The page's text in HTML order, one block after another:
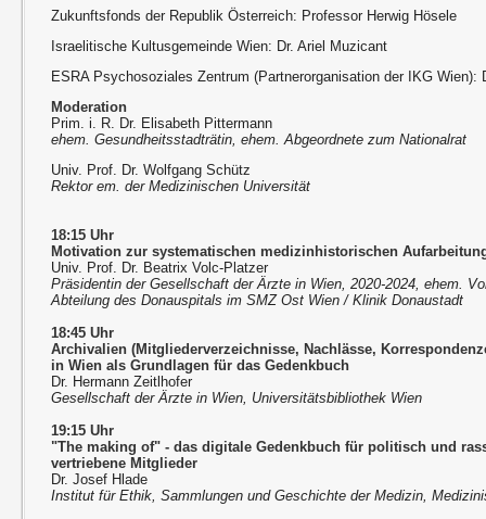
Zukunftsfonds der Republik Österreich: Professor Herwig Hösele
Israelitische Kultusgemeinde Wien: Dr. Ariel Muzicant
ESRA Psychosoziales Zentrum (Partnerorganisation der IKG Wien):
Moderation
Prim. i. R. Dr. Elisabeth Pittermann
ehem. Gesundheitsstadträtin, ehem. Abgeordnete zum Nationalrat
Univ. Prof. Dr. Wolfgang Schütz
Rektor em. der Medizinischen Universität
18:15 Uhr
Motivation zur systematischen medizinhistorischen
Univ. Prof. Dr. Beatrix Volc-Platzer
Präsidentin der Gesellschaft der Ärzte in Wien, 2020-2024, ehem.
Abteilung des Donauspitals im SMZ Ost Wien / Klinik Donaustadt
18:45 Uhr
Archivalien (Mitgliederverzeichnisse, Nachlässe,
in Wien als Grundlagen für das Gedenkbuch
Dr. Hermann Zeitlhofer
Gesellschaft der Ärzte in Wien, Universitätsbibliothek Wien
19:15 Uhr
"The making of" - das digitale Gedenkbuch für politisch und
vertriebene Mitglieder
Dr. Josef Hlade
Institut für Ethik, Sammlungen und Geschichte der Medizin,